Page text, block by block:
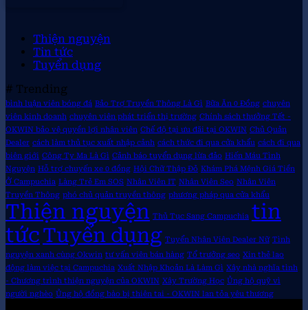
Thiện nguyện
Tin tức
Tuyển dụng
# Trending
bình luận viên bóng đá Bảo Trợ Truyền Thông Là Gì Bữa Ăn 0 Đồng chuyên
viên kinh doanh chuyên viên phát triển thị trường Chính sách thưởng Tết -
OKWIN bảo vệ quyền lợi nhân viên Chế độ tại ưu đãi tại OKWIN Chủ Quản
Dealer cách làm thủ tục xuất nhập cảnh cách thức đi qua cửa khẩu cách đi qua
biên giới Công Ty Ma Là Gì Cảnh báo tuyển dụng lừa đảo Hiến Máu Tình
Nguyện Hỗ trợ chuyến xe 0 đồng Hội Chữ Thập Đỏ Khám Phá Mệnh Giá Tiền
Ở Campuchia Làng Trẻ Em SOS Nhân Viên IT Nhân Viên Seo Nhân Viên
Truyền Thông phó chủ quản truyền thông phương pháp qua cửa khẩu
Thiện nguyện Thủ Tục Sang Campuchia tin
tứcTuyển dụng Tuyển Nhân Viên Dealer Nữ Tình
nguyện xanh cùng Okwin tư vấn viên bán hàng Tổ trưởng seo Xin thẻ lao
động làm việc tại Campuchia Xuất Nhập Khoản Là Làm Gì Xây nhà nghĩa tình
- Chương trình thiện nguyện của OKWIN Xây Trường Học Ủng hộ quỹ vì
người nghèo Ủng hộ đồng bào bị thiên tai - OKWIN lan tỏa yêu thương